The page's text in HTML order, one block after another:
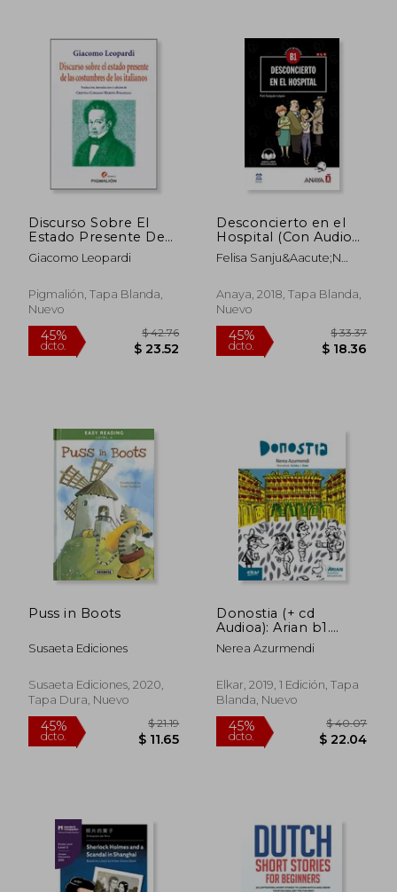
45% 45%
Discurso Sobre El
Estado Presente De
Las Costumbres De
Los Italianos
Giacomo Leopardi
Pigmalión, Tapa Blanda,
Nuevo
Desconcierto en el
Hospital (Con Audio
Descargable) (B1)
Felisa Sanju&Aacute;N
Anaya, 2018, Tapa Blanda,
Nuevo
45%
dcto.
Puss in Boots
Susaeta Ediciones
Susaeta Ediciones, 2020,
Tapa Dura, Nuevo
Donostia (+ cd
Audioa): Arian b1.
Irakurgaiak: 28 (Arian
Irakurgaiak) (en
Nerea Azurmendi
Elkar, 2019, 1 Edición, Tapa
Blanda, Nuevo